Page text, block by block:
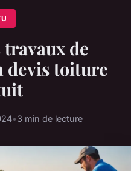
de
devis toiture
•3 min de lecture